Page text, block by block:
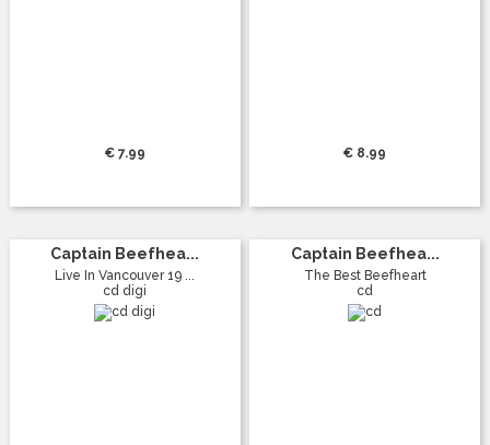
€ 7.99 € 8.99
Captain Beefhea...
Live In Vancouver 19 ...
cd digi
Captain Beefhea...
The Best Beefheart
cd